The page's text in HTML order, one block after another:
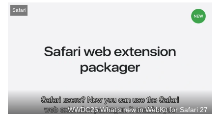
Safari
WWDC26:What’s new in WebKit for Safari 27